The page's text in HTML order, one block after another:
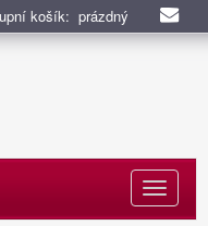
košík: prázdný